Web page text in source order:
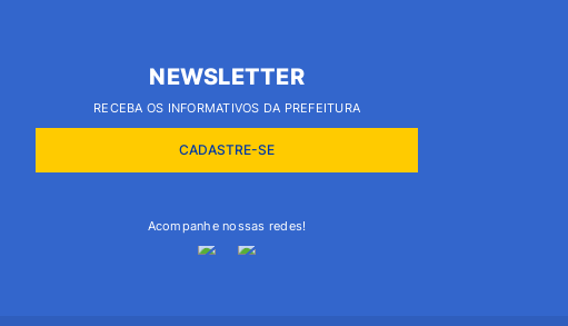
NEWSLETTER
RECEBA OS INFORMATIVOS DA PREFEITURA
CADASTRE-SE
Acompanhe nossas redes!